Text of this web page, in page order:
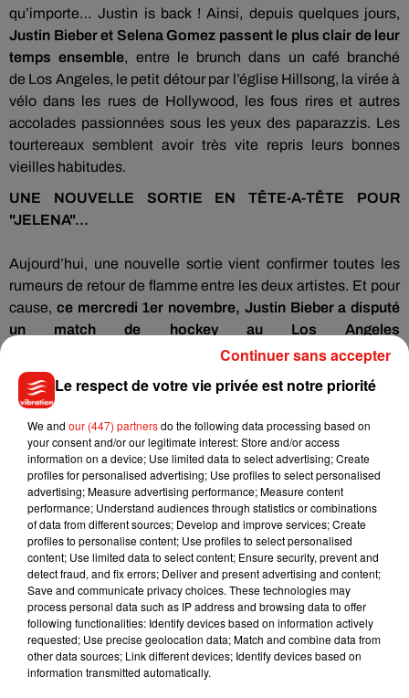
qu’importe… Justin is back ! Ainsi, depuis quelques jours,
Justin Bieberet SelenaGomez passent le plus clair de leur
temps ensemble, entre le brunch dans un café branché
de Los Angeles, le petit détour par l’église Hillsong, la virée à
vélo dans les rues de Hollywood, les fous rires et autres
accolades passionnées sous les yeux des paparazzis. Les
tourtereaux semblent avoir très vite repris leurs bonnes
vieilles habitudes.
UNE NOUVELLE SORTIE EN TÊTE-A-TÊTE POUR
"JELENA"...
Aujourd’hui, une nouvelle sortie vient confirmer toutes les
rumeurs de retour de flamme entre les deux artistes. Et pour
cause, ce mercredi 1er novembre, Justin Biebera disputé
un match de hockey au Los Angeles
Et devinez qui était dans les
gradins pour applaudir le bellâtre ?
course !Plus complice que jamais, le couple a ensuite quitté
enfilé le maillot du Canadien de 23 ans (voir photo ci-
dessous).
De quoi envoyer un message fort à leurs
communautés de fans !
Pour rappel,
Justin Bieber et Selena Gomez ont vécu une relation
tumultueuse et surtout trèsmédiatiséeentre 2011 et 2014.
�x� || Selena quittant le King's Valley Ice Centre en
compagnie de Justin Bieber à Los Angeles, CA. (01/10)
pic.twitter.com/AIwUep16t3
— Selena Gomez France (@GomezUpdateFR)2
novembre 2017
Le respect de votre vie privée est notre priorité
We and our (447) partnersdo the following data processing based on
your consent and/or our legitimate interest: Store and/or access
information on a device; Use limited data to select advertising; Create
profiles for personalised advertising; Use profiles to select personalised
advertising; Measure advertising performance; Measure content
performance; Understand audiences through statistics or combinations
of data from different sources; Develop and improve services; Create
profiles to personalise content; Use profiles to select personalised
content; Use limited data to select content; Ensure security, prevent and
detect fraud, and fix errors; Deliver and present advertising and content;
Save and communicate privacy choices. These technologies may
process personal data such as IP address and browsing data to offer
following functionalities: Identify devices based on information actively
requested; Use precise geolocation data; Match and combine data from
other data sources; Link different devices; Identify devices based on
information transmitted automatically.
Continuer sans accepter